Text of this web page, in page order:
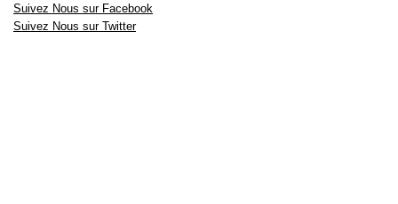
Suivez Nous sur Facebook
Suivez Nous sur Twitter